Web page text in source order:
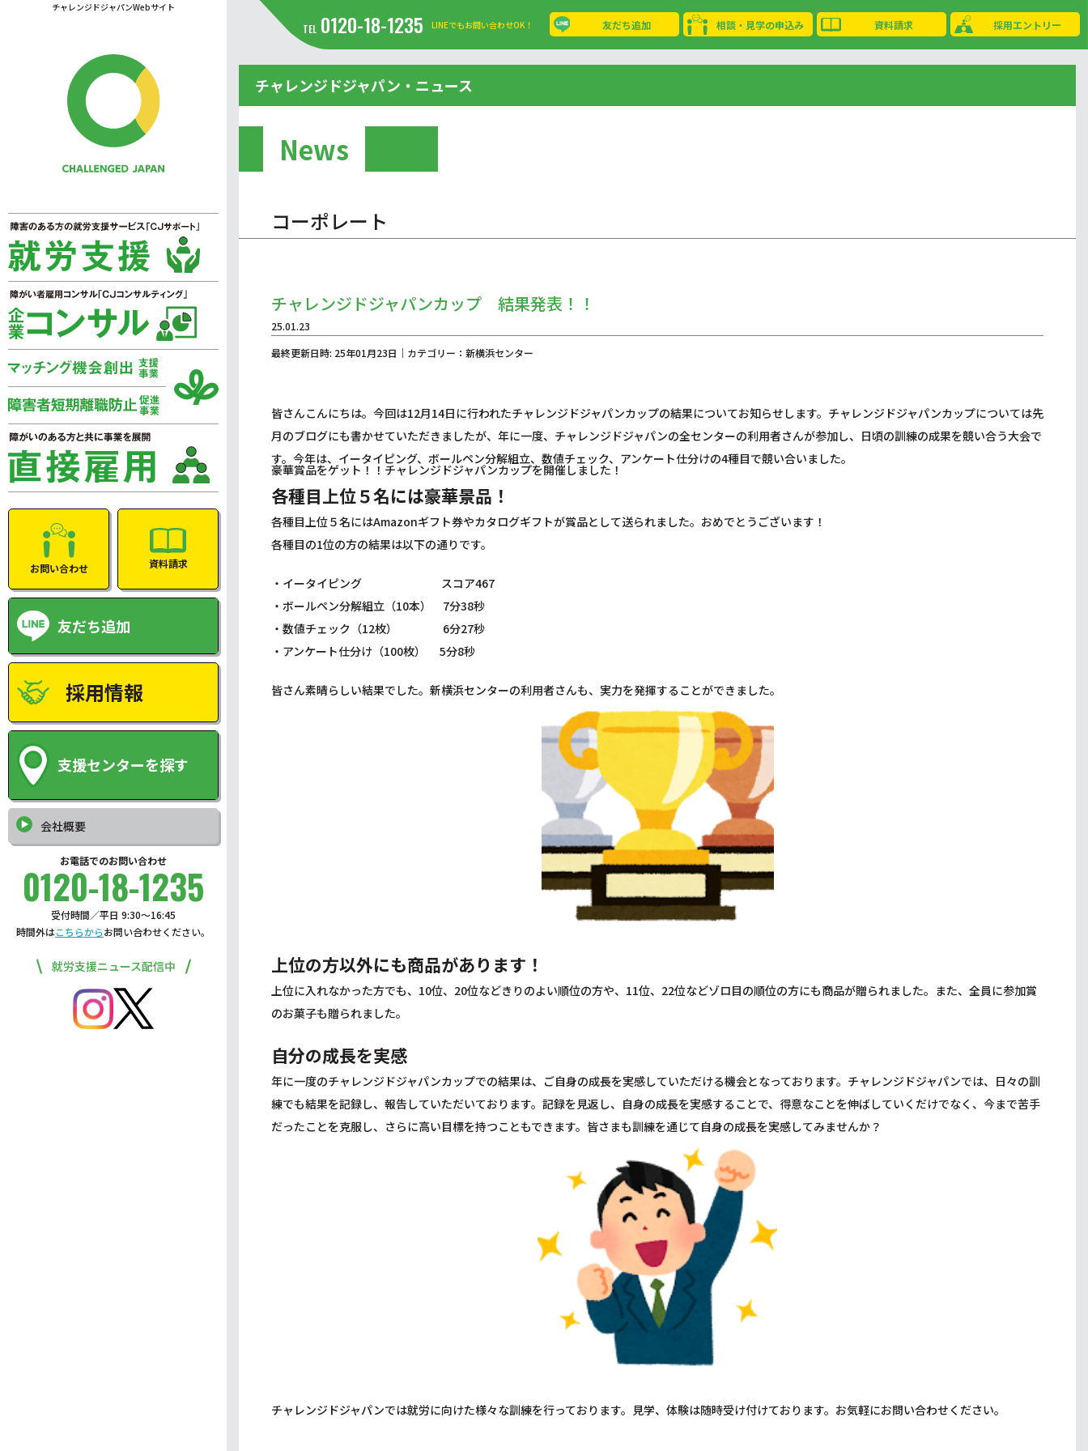
チャレンジドジャパンWebサイト
お問い合わせ 資料請求
友だち追加
採用情報
支援センターを探す
会社概要
お電話でのお問い合わせ
0120-18-1235
受付時間／平日 9:30〜16:45
時間外はこちらからお問い合わせください。
就労支援ニュース配信中
TEL 0120-18-1235 LINEでもお問い合わせOK！ 友だち追加 相談・見学の申込み 資料請求 採用エントリー
チャレンジドジャパン・ニュース
News
コーポレート
チャレンジドジャパンカップ 結果発表！！
25.01.23
最終更新日時: 25年01月23日｜カテゴリー：新横浜センター
皆さんこんにちは。今回は12月14日に行われたチャレンジドジャパンカップの結果についてお知らせします。チャレンジドジャパンカップについては先
月のブログにも書かせていただきましたが、年に一度、チャレンジドジャパンの全センターの利用者さんが参加し、日頃の訓練の成果を競い合う大会で
す。今年は、イータイピング、ボールペン分解組立、数値チェック、アンケート仕分けの4種目で競い合いました。
豪華賞品をゲット！！チャレンジドジャパンカップを開催しました！
各種目上位５名には豪華景品！
各種目上位５名にはAmazonギフト券やカタログギフトが賞品として送られました。おめでとうございます！
各種目の1位の方の結果は以下の通りです。
・イータイピング スコア467
・ボールペン分解組立（10本） 7分38秒
・数値チェック（12枚） 6分27秒
・アンケート仕分け（100枚） 5分8秒
皆さん素晴らしい結果でした。新横浜センターの利用者さんも、実力を発揮することができました。
上位の方以外にも商品があります！
上位に入れなかった方でも、10位、20位などきりのよい順位の方や、11位、22位などゾロ目の順位の方にも商品が贈られました。また、全員に参加賞
のお菓子も贈られました。
自分の成長を実感
年に一度のチャレンジドジャパンカップでの結果は、ご自身の成長を実感していただける機会となっております。チャレンジドジャパンでは、日々の訓
練でも結果を記録し、報告していただいております。記録を見返し、自身の成長を実感することで、得意なことを伸ばしていくだけでなく、今まで苦手
だったことを克服し、さらに高い目標を持つこともできます。皆さまも訓練を通じて自身の成長を実感してみませんか？
チャレンジドジャパンでは就労に向けた様々な訓練を行っております。見学、体験は随時受け付けております。お気軽にお問い合わせください。